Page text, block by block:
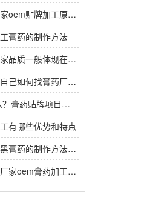
膏药贴牌定做找厂家oem贴牌加工原料谁来提供？
膏药的制作方法
良心代加工膏药厂家品质一般体现在哪里？
膏药代加工流程：自己如何找膏药厂家代工生产做膏药
2024年适合做什么？膏药贴牌项目是个赚钱机会
有哪些优势和特点
压敏热熔胶做手工黑膏药的制作方法，热熔胶在黑膏药中放多少？
找膏药oem代加工厂家oem膏药加工生产注意事项有哪些？